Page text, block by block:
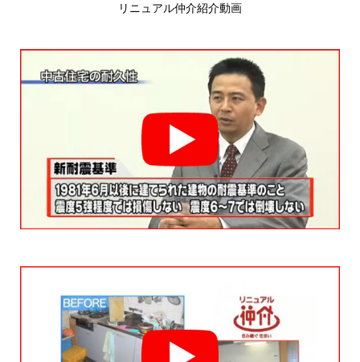
リニュアル仲介紹介動画